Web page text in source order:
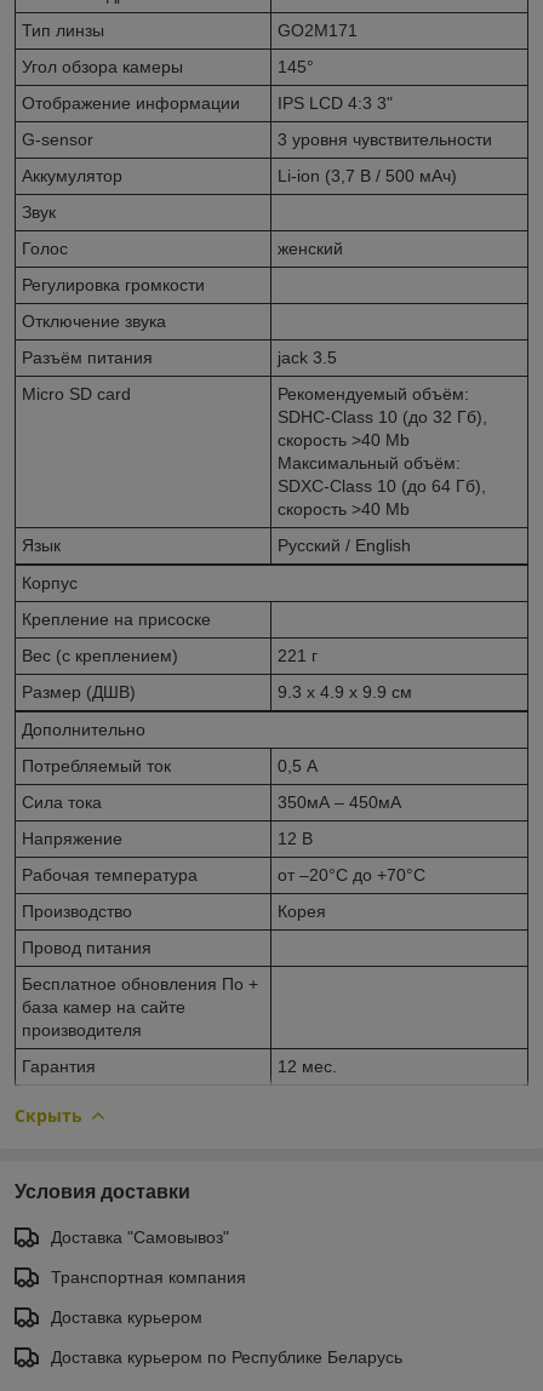
Тип линзы
GO2M171
Угол обзора камеры
145°
Отображение информации
IPS LCD 4:3 3"
G-sensor
3 уровня чувствительности
Аккумулятор
Li-ion (3,7 В / 500 мAч)
Звук
Голос
женский
Регулировка громкости
Отключение звука
Разъём питания
jack 3.5
Micro SD card
Рекомендуемый объём:
SDHC-Class 10 (до 32 Гб),
скорость >40 Mb
Максимальный объём:
SDXC-Class 10 (до 64 Гб),
скорость >40 Mb
Язык
Русский / English
Корпус
Крепление на присоске
Вес (с креплением)
221 г
Размер (ДШВ)
9.3 х 4.9 х 9.9 см
Дополнительно
Потребляемый ток
0,5 А
Сила тока
350мА – 450мА
Напряжение
12 В
Рабочая температура
от –20°С до +70°С
Производство
Корея
Провод питания
Бесплатное обновления По +
база камер на сайте
производителя
Гарантия
12 мес.
Скрыть
Условия доставки
Доставка "Самовывоз"
Транспортная компания
Доставка курьером
Доставка курьером по Республике Беларусь